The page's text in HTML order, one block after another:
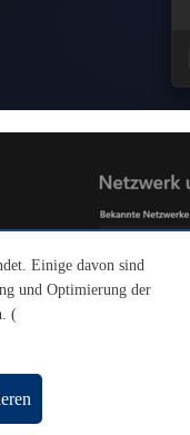
Einige davon sind
und Optimierung der
(